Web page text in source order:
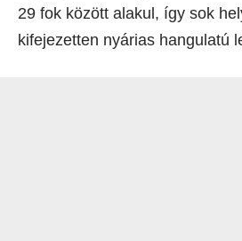
29 fok között alakul, így sok
kifejezetten nyárias hangulatú